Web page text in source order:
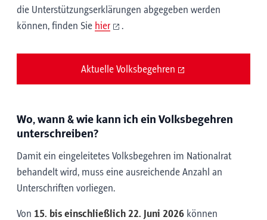
die Unterstützungserklärungen abgegeben werden
können, finden Sie hier .
Aktuelle Volksbegehren
Wo, wann & wie kann ich ein Volksbegehren
unterschreiben?
Damit ein eingeleitetes Volksbegehren im Nationalrat
behandelt wird, muss eine ausreichende Anzahl an
Unterschriften vorliegen.
Von 15. bis einschließlich 22. Juni 2026 können